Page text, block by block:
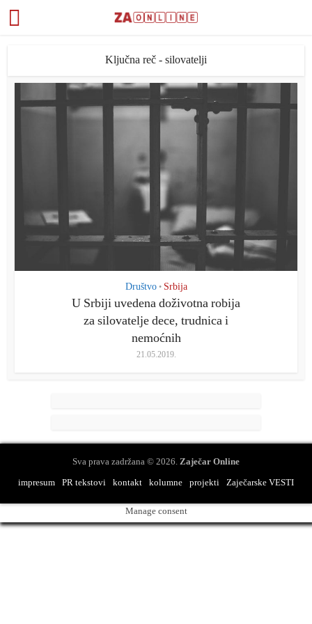
Ključna reč - silovatelji
Društvo • Srbija
U Srbiji uvedena doživotna robija
za silovatelje dece, trudnica i
nemoćnih
21.05.2019.
Sva prava zadržana © 2026. Zaječar Online
impresum
PR tekstovi kontakt kolumne projekti Zaječarske VESTI
Manage consent